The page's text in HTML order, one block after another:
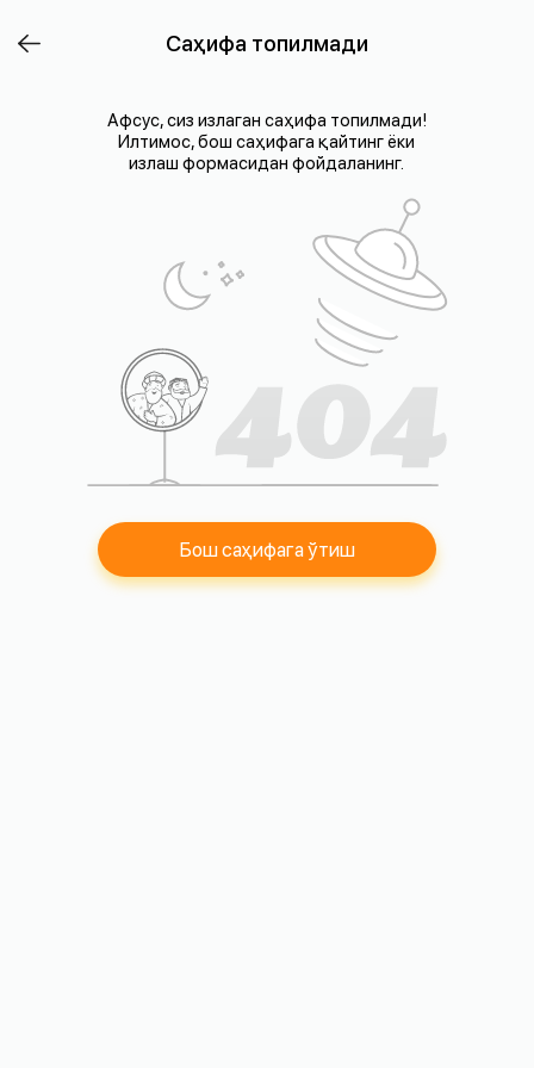
Саҳифа топилмади
Афсус, сиз излаган саҳифа топилмади!
Илтимос, бош саҳифага қайтинг ёки
излаш формасидан фойдаланинг.
Бош саҳифага ўтиш